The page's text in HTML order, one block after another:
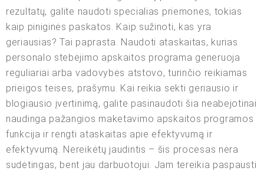
rezultatų, galite naudoti specialias priemones, tokias
kaip piniginės paskatos. Kaip sužinoti, kas yra
geriausias? Tai paprasta. Naudoti ataskaitas, kurias
personalo stebėjimo apskaitos programa generuoja
reguliariai arba vadovybės atstovo, turinčio reikiamas
prieigos teises, prašymu. Kai reikia sekti geriausio ir
blogiausio įvertinimą, galite pasinaudoti šia neabejotinai
naudinga pažangios maketavimo apskaitos programos
funkcija ir rengti ataskaitas apie efektyvumą ir
efektyvumą. Nereikėtų jaudintis – šis procesas nėra
sudėtingas, bent jau darbuotojui. Jam tereikia paspausti